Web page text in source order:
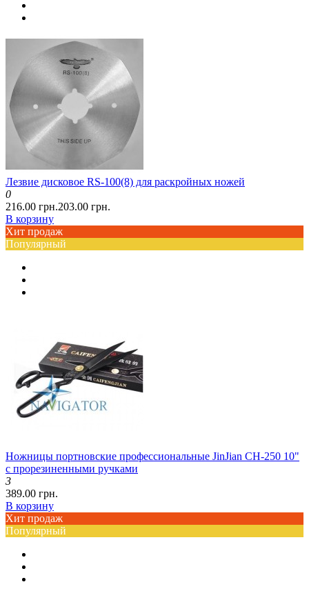
Лезвие дисковое RS-100(8) для раскройных ножей
0
216.00 грн.203.00 грн.
В корзину
Хит продаж
Популярный
Ножницы портновские профессиональные JinJian CH-250 10"
с прорезиненными ручками
3
389.00 грн.
В корзину
Хит продаж
Популярный